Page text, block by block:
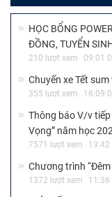
HỌC BỔNG
ĐỒNG, TUYỂN
210 lượt xem 09:01
Chuyến xe Tết
355 lượt xem 16:09
Thông báo V/v
Vọng” năm học
7571 lượt xem
Chương trình
1372 lượt xem